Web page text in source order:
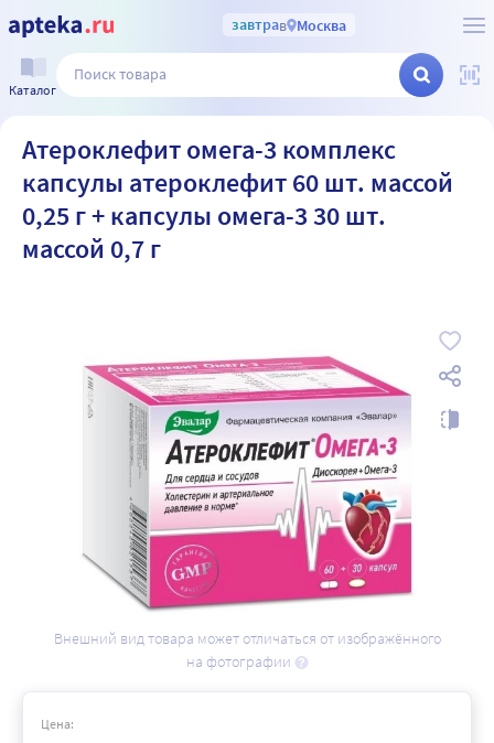
завтрав Москва
Каталог
Атероклефит омега-3 комплекс
капсулы атероклефит 60 шт. массой
0,25 г + капсулы омега-3 30 шт.
массой 0,7 г
Внешний вид товара может отличаться от изображённого
на фотографии
Цена: